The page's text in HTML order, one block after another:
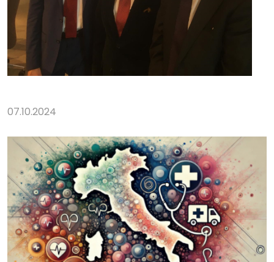
07.10.2024